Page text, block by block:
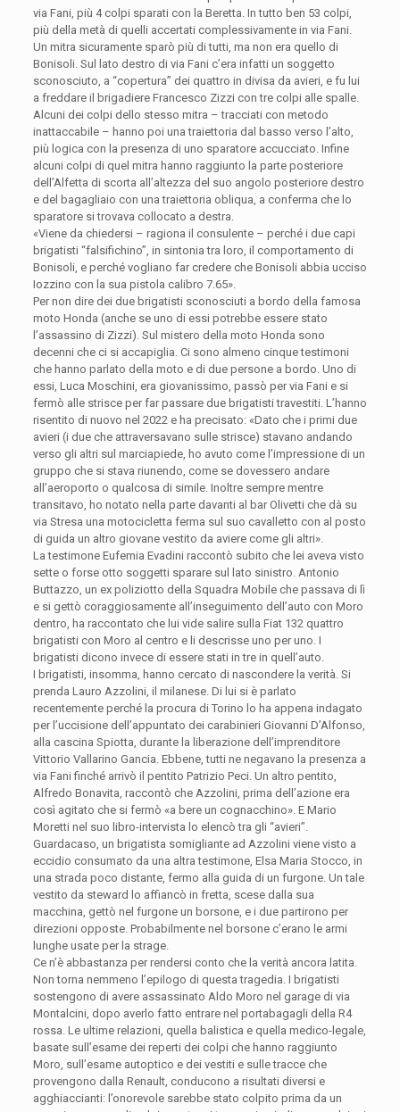
via Fani, più 4 colpi sparati con la Beretta. In tutto ben 53 colpi,
più della metà di quelli accertati complessivamente in via Fani.
Un mitra sicuramente sparò più di tutti, ma non era quello di
Bonisoli. Sul lato destro di via Fani c’era infatti un soggetto
sconosciuto, a “copertura” dei quattro in divisa da avieri, e fu lui
a freddare il brigadiere Francesco Zizzi con tre colpi alle spalle.
Alcuni dei colpi dello stesso mitra – tracciati con metodo
inattaccabile – hanno poi una traiettoria dal basso verso l’alto,
più logica con la presenza di uno sparatore accucciato. Infine
alcuni colpi di quel mitra hanno raggiunto la parte posteriore
dell’Alfetta di scorta all’altezza del suo angolo posteriore destro
e del bagagliaio con una traiettoria obliqua, a conferma che lo
sparatore si trovava collocato a destra.
«Viene da chiedersi – ragiona il consulente – perché i due capi
brigatisti “falsifichino”, in sintonia tra loro, il comportamento di
Bonisoli, e perché vogliano far credere che Bonisoli abbia ucciso
Iozzino con la sua pistola calibro 7.65».
Per non dire dei due brigatisti sconosciuti a bordo della famosa
moto Honda (anche se uno di essi potrebbe essere stato
l’assassino di Zizzi). Sul mistero della moto Honda sono
decenni che ci si accapiglia. Ci sono almeno cinque testimoni
che hanno parlato della moto e di due persone a bordo. Uno di
essi, Luca Moschini, era giovanissimo, passò per via Fani e si
fermò alle strisce per far passare due brigatisti travestiti. L’hanno
risentito di nuovo nel 2022 e ha precisato: «Dato che i primi due
avieri (i due che attraversavano sulle strisce) stavano andando
verso gli altri sul marciapiede, ho avuto come l’impressione di un
gruppo che si stava riunendo, come se dovessero andare
all’aeroporto o qualcosa di simile. Inoltre sempre mentre
transitavo, ho notato nella parte davanti al bar Olivetti che dà su
via Stresa una motocicletta ferma sul suo cavalletto con al posto
di guida un altro giovane vestito da aviere come gli altri».
La testimone Eufemia Evadini raccontò subito che lei aveva visto
sette o forse otto soggetti sparare sul lato sinistro. Antonio
Buttazzo, un ex poliziotto della Squadra Mobile che passava di lì
e si gettò coraggiosamente all’inseguimento dell’auto con Moro
dentro, ha raccontato che lui vide salire sulla Fiat 132 quattro
brigatisti con Moro al centro e li descrisse uno per uno. I
brigatisti dicono invece di essere stati in tre in quell’auto.
I brigatisti, insomma, hanno cercato di nascondere la verità. Si
prenda Lauro Azzolini, il milanese. Di lui si è parlato
recentemente perché la procura di Torino lo ha appena indagato
per l’uccisione dell’appuntato dei carabinieri Giovanni D’Alfonso,
alla cascina Spiotta, durante la liberazione dell’imprenditore
Vittorio Vallarino Gancia. Ebbene, tutti ne negavano la presenza a
via Fani finché arrivò il pentito Patrizio Peci. Un altro pentito,
Alfredo Bonavita, raccontò che Azzolini, prima dell’azione era
così agitato che si fermò «a bere un cognacchino». E Mario
Moretti nel suo libro-intervista lo elencò tra gli “avieri”.
Guardacaso, un brigatista somigliante ad Azzolini viene visto a
eccidio consumato da una altra testimone, Elsa Maria Stocco, in
una strada poco distante, fermo alla guida di un furgone. Un tale
vestito da steward lo affiancò in fretta, scese dalla sua
macchina, gettò nel furgone un borsone, e i due partirono per
direzioni opposte. Probabilmente nel borsone c’erano le armi
lunghe usate per la strage.
Ce n’è abbastanza per rendersi conto che la verità ancora latita.
Non torna nemmeno l’epilogo di questa tragedia. I brigatisti
sostengono di avere assassinato Aldo Moro nel garage di via
Montalcini, dopo averlo fatto entrare nel portabagagli della R4
rossa. Le ultime relazioni, quella balistica e quella medico-legale,
basate sull’esame dei reperti dei colpi che hanno raggiunto
Moro, sull’esame autoptico e dei vestiti e sulle tracce che
provengono dalla Renault, conducono a risultati diversi e
agghiaccianti: l’onorevole sarebbe stato colpito prima da un